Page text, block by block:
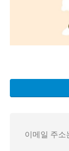
북한산: 10
치악산: 10
한라산: 파
이메일 주소